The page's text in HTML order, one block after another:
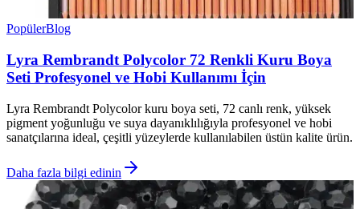
PopülerBlog
Lyra Rembrandt Polycolor 72 Renkli Kuru Boya
Seti Profesyonel ve Hobi Kullanımı İçin
Lyra Rembrandt Polycolor kuru boya seti, 72 canlı renk, yüksek
pigment yoğunluğu ve suya dayanıklılığıyla profesyonel ve hobi
sanatçılarına ideal, çeşitli yüzeylerde kullanılabilen üstün kalite ürün.
Daha fazla bilgi edinin